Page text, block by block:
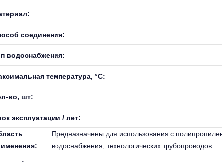
соединения:
водоснабжения:
температура, °С:
во, шт:
эксплуатации / лет:
Предназначены для использования с
водоснабжения, технологических трубопроводов.